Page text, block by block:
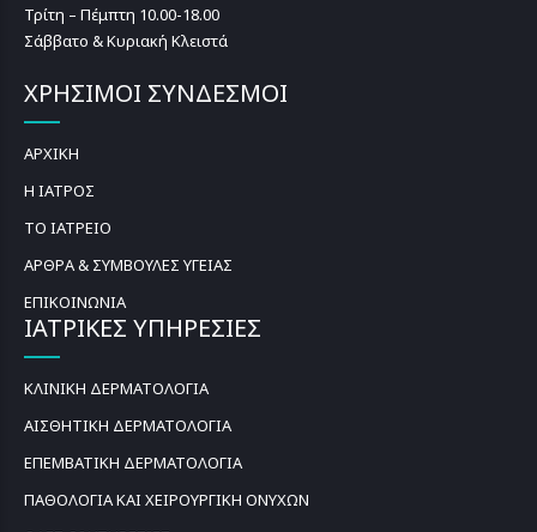
Τρίτη – Πέμπτη 10.00-18.00
Σάββατο & Κυριακή Κλειστά
ΧΡΗΣΙΜΟΙ ΣΥΝΔΕΣΜΟΙ
ΑΡΧΙΚΗ
Η ΙΑΤΡΟΣ
ΤΟ ΙΑΤΡΕΙΟ
ΑΡΘΡΑ & ΣΥΜΒΟΥΛΕΣ ΥΓΕΙΑΣ
ΕΠΙΚΟΙΝΩΝΙΑ
ΙΑΤΡΙΚΕΣ ΥΠΗΡΕΣΙΕΣ
ΚΛΙΝΙΚΗ ΔΕΡΜΑΤΟΛΟΓΙΑ
ΑΙΣΘΗΤΙΚΗ ΔΕΡΜΑΤΟΛΟΓΙΑ
ΕΠΕΜΒΑΤΙΚΗ ΔΕΡΜΑΤΟΛΟΓΙΑ
ΠΑΘΟΛΟΓΙΑ ΚΑΙ ΧΕΙΡΟΥΡΓΙΚΗ ΟΝΥΧΩΝ